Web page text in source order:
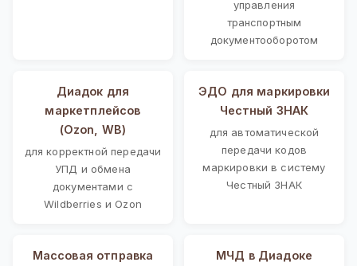
управления
транспортным
документооборотом
Диадок для
маркетплейсов
(Ozon, WB)
для корректной передачи
УПД и обмена
документами с
Wildberries и Ozon
ЭДО для маркировки
Честный ЗНАК
для автоматической
передачи кодов
маркировки в систему
Честный ЗНАК
Массовая отправка
МЧД в Диадоке